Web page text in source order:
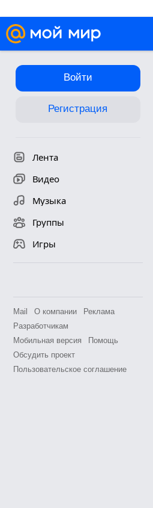
Войти
Регистрация
Лента
Видео
Музыка
Группы
Игры
Mail О компании
Реклама
Разработчикам
Мобильная версия
Помощь
Обсудить проект
Пользовательское соглашение